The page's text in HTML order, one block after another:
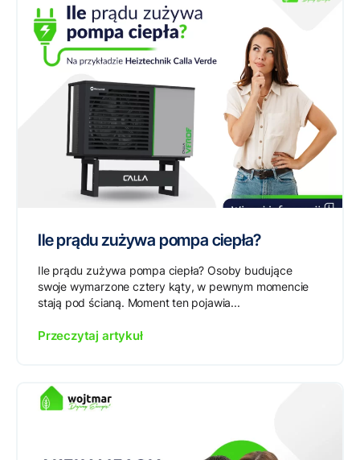
Ile prądu zużywa pompa ciepła?
Ile prądu zużywa pompa ciepła? Osoby budujące
swoje wymarzone cztery kąty, w pewnym momencie
stają pod ścianą. Moment ten pojawia...
Przeczytaj artykuł